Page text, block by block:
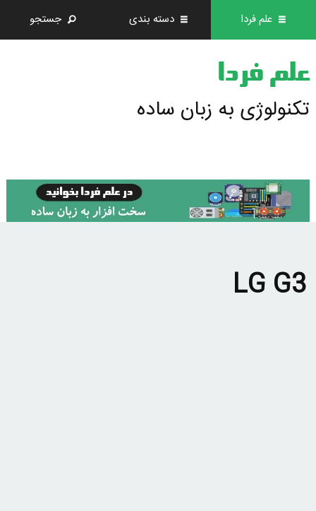
علم فردا دسته بندی جستجو
علم فردا
تکنولوژی به زبان ساده
LG G3